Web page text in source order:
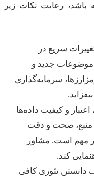
رعایت نکات زیر
سریع در
جدید و
سرمایه‌گذاری
و کیفیت داده‌ها
صحت و دقت
است. مشاور
کند.
تئوری کافی